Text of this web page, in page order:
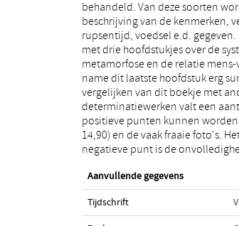
behandeld. Van deze soorten
beschrijving van de kenmerken,
rupsentijd, voedsel e.d.
met drie hoofdstukjes over de
metamorfose en de relatie
name dit laatste hoofdstuk erg
vergelijken van dit boekje met
determinatiewerken valt een
positieve punten kunnen
14,90) en de vaak fraaie foto's.
negatieve punt is de
terwijl een deel van de soorten die
worden niet in de Benelux of
Daardoor verliest het als
Nederland veel waarde. Als
meestal summiere tekst ook
Daar komt nog bij dat van veel
afbeelding wordt gegeven. Bij de blauwtjes
meestal de bovenzijde van een
maar soms ook een vrouwtje of
vleugel. Op deze manier is
Aanvullende gegevens
Tijdschrift